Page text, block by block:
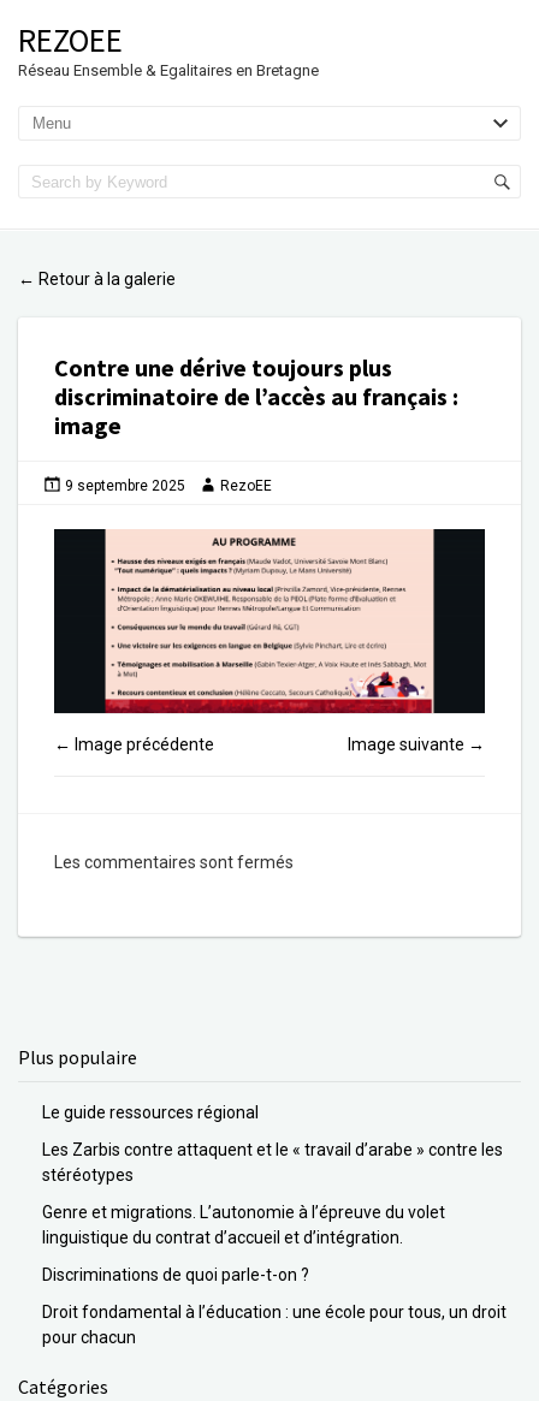
REZOEE
Réseau Ensemble & Egalitaires en Bretagne
← Retour à la galerie
Contre une dérive toujours plus
discriminatoire de l’accès au français :
image
9 septembre 2025 RezoEE
← Image précédente Image suivante →
Les commentaires sont fermés
Plus populaire
Le guide ressources régional
Les Zarbis contre attaquent et le « travail d’arabe » contre les
stéréotypes
Genre et migrations. L’autonomie à l’épreuve du volet
linguistique du contrat d’accueil et d’intégration.
Discriminations de quoi parle-t-on ?
Droit fondamental à l’éducation : une école pour tous, un droit
pour chacun
Catégories